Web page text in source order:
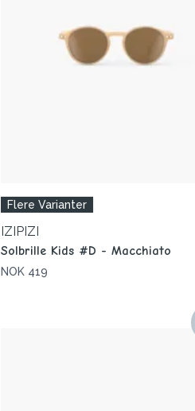
Flere Varianter
IZIPIZI
Solbrille Kids #D - Macchiato
NOK 419